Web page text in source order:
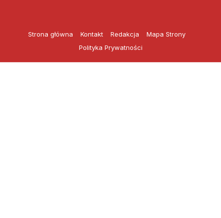
Strona główna Kontakt Redakcja
Mapa Strony
Polityka Prywatności